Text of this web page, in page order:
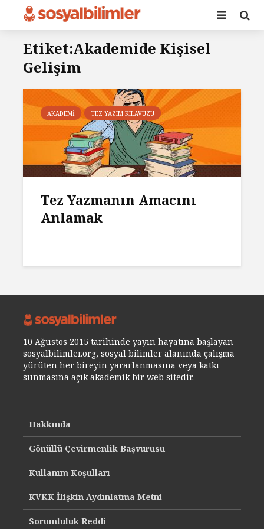
Etiket:Akademide Kişisel
Gelişim
AKADEMI TEZ YAZIM KILAVUZU
Tez Yazmanın Amacını
Anlamak
10 Ağustos 2015 tarihinde yayın hayatına başlayan
sosyalbilimler.org, sosyal bilimler alanında çalışma
yürüten her bireyin yararlanmasına veya katkı
sunmasına açık akademik bir web sitedir.
Hakkında
Gönüllü Çevirmenlik Başvurusu
Kullanım Koşulları
KVKK İlişkin Aydınlatma Metni
Sorumluluk Reddi